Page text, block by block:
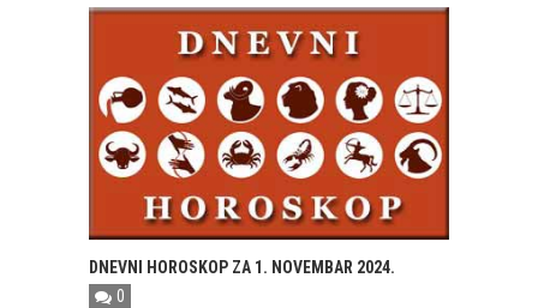
DNEVNI HOROSKOP ZA 1. NOVEMBAR 2024.
0